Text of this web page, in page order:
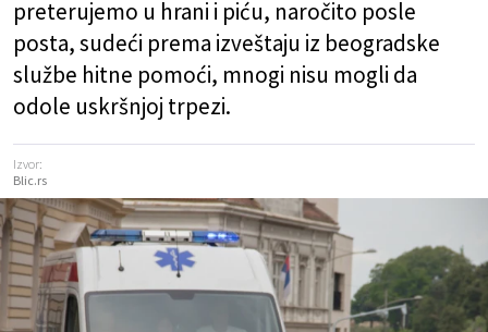
preterujemo u hrani i piću, naročito posle
posta, sudeći prema izveštaju iz beogradske
službe hitne pomoći, mnogi nisu mogli da
odole uskršnjoj trpezi.
Izvor:
Blic.rs